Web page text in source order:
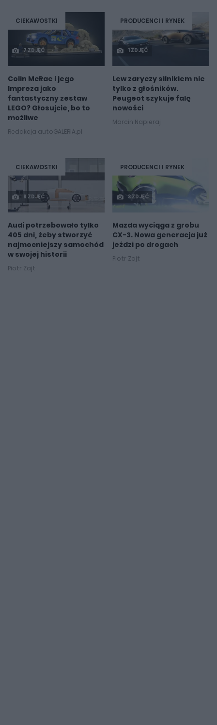
CIEKAWOSTKI
7 ZDJĘĆ
Colin McRae i jego
Impreza jako
fantastyczny zestaw
LEGO? Głosujcie, bo to
możliwe
Redakcja autoGALERIA.pl
PRODUCENCI I RYNEK
1 ZDJĘĆ
Lew zaryczy silnikiem nie
tylko z głośników.
Peugeot szykuje falę
nowości
Marcin Napieraj
CIEKAWOSTKI
9 ZDJĘĆ
Audi potrzebowało tylko
405 dni, żeby stworzyć
najmocniejszy samochód
w swojej historii
Piotr Zajt
PRODUCENCI I RYNEK
3 ZDJĘĆ
Mazda wyciąga z grobu
CX-3. Nowa generacja już
jeździ po drogach
Piotr Zajt